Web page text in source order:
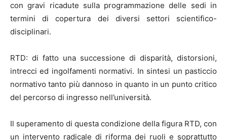
con gravi ricadute sulla programmazione delle sedi in
termini di copertura dei diversi settori scientifico-
disciplinari.
RTD: di fatto una successione di disparità, distorsioni,
intrecci ed ingolfamenti normativi. In sintesi un pasticcio
normativo tanto più dannoso in quanto in un punto critico
del percorso di ingresso nell’università.
Il superamento di questa condizione della figura RTD, con
un intervento radicale di riforma dei ruoli e soprattutto